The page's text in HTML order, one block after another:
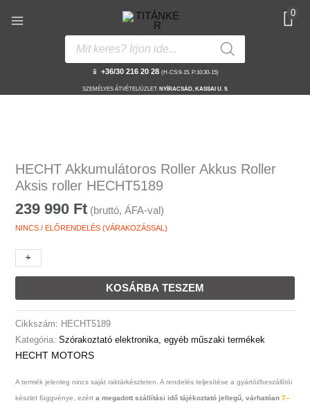
0
Products
search
📱 +36/30 216 20 28 (H-CS:9-15, P:10:30-15)
SZEMÉLYES ÁTVÉTEL/ÜZLET: NYÍRACSÁD, KASSAI U. 9.
HECHT Akkumulátoros Roller Akkus Roller
Aksis roller HECHT5189
239 990 Ft (bruttó, ÁFA-val)
NINCS / ELŐRENDELÉS (VÁRAKOZÁSSAL)
-
Akkumulátoros
Roller
Roller
Aksis
HECHT5189
mennyiség
+
KOSÁRBA TESZEM
Cikkszám: HECHT5189
Kategória:Szórakoztató elektronika, egyéb műszaki termékek
HECHT MOTORS
A termék jelenleg nincs saját raktárkészleten. A rendelés teljesítése a gyártói/beszállítói
készlet függvénye, ezérta megadott szállítási idő tájékoztató jellegű, várhatóan7–